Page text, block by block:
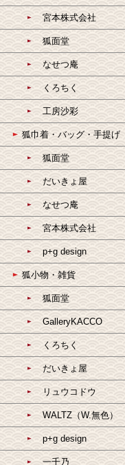
宮本株式会社
狐面堂
なせつ庵
くろちく
工房沙彩
狐巾着・バッグ・手提げ
狐面堂
だいきょ屋
なせつ庵
宮本株式会社
p+g design
狐小物・雑貨
狐面堂
GalleryKACCO
くろちく
だいきょ屋
リュウコドウ
WALTZ（W.無色）
p+g design
一千乃